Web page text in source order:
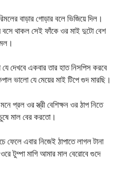
বাড়ার গোড়ার বলে ভিজিয়ে দিল।
বসে থাকল সেই ফাঁকে ওর মাই দুটো বেশ
দেখবে একবার তার হাত নিসপিস করবে
ভালো যে মেয়ের মাই টিপে গুদ মারছি।
প্রল ওর স্ত্রী বেশিক্ষন ওর ঠাপ নিতে
মাল বের করতো।
ফেলে এবার নিজেই ঠাপাতে লাগল টানা
টুম্পা মাগি আমার মাল বেরোবে গুদে